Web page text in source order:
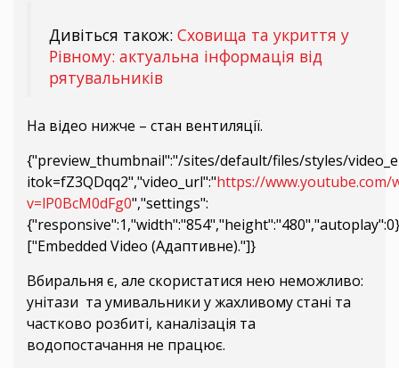
Дивіться також: Сховища та укриття у
Рівному: актуальна інформація від
рятувальників
На відео нижче – стан вентиляції.
{"preview_thumbnail":"/sites/default/files/styles/
itok=fZ3QDqq2","video_url":"https://www.youtube.com/
v=lP0BcM0dFg0","settings":
["Embedded Video (Адаптивне)."]}
Вбиральня є, але скористатися нею неможливо:
унітази та умивальники у жахливому стані та
частково розбиті, каналізація та
водопостачання не працює.